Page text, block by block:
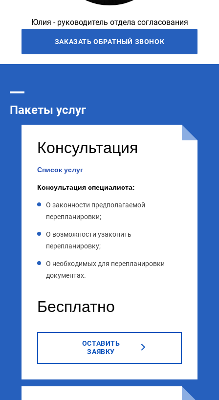
ЗАКАЗАТЬ ОБРАТНЫЙ ЗВОНОК
Юлия - руководитель отдела согласования
Пакеты услуг
Консультация
Список услуг
Консультация специалиста:
О законности предполагаемой
перепланировки;
О возможности узаконить
перепланировку;
О необходимых для перепланировки
документах.
Бесплатно
ОСТАВИТЬ
ЗАЯВКУ